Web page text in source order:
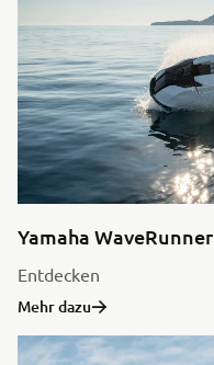
Yamaha WaveRunner
Entdecken
Mehr dazu